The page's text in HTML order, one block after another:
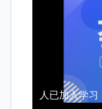
人已加入学习